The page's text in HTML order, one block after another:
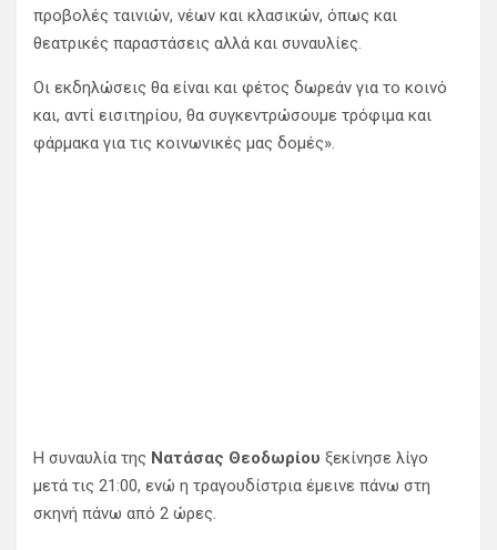
προβολές ταινιών, νέων και κλασικών, όπως και
θεατρικές παραστάσεις αλλά και συναυλίες.
Οι εκδηλώσεις θα είναι και φέτος δωρεάν για το κοινό
και, αντί εισιτηρίου, θα συγκεντρώσουμε τρόφιμα και
φάρμακα για τις κοινωνικές μας δομές».
Η συναυλία της Νατάσας Θεοδωρίου ξεκίνησε λίγο
μετά τις 21:00, ενώ η τραγουδίστρια έμεινε πάνω στη
σκηνή πάνω από 2 ώρες.